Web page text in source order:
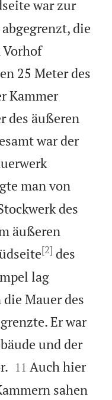
war zur
die
Vorhof
25 Meter des
Kammer
des äußeren
war der
man von
des
äußeren
[2] des
lag
Mauer des
Er war
und der


11 Auch hier
sahen